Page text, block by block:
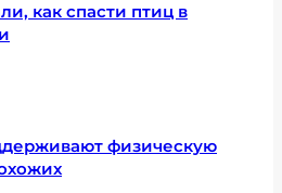
как спасти птиц в
физическую